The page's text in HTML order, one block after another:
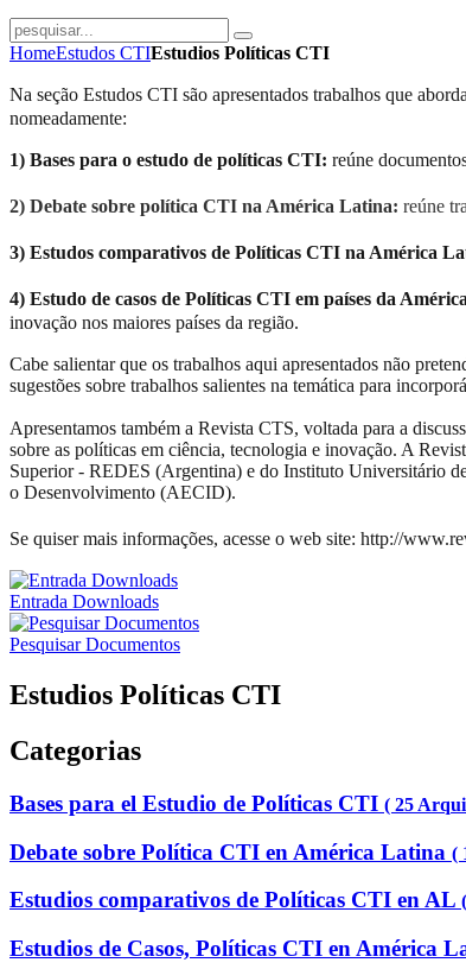
HomeEstudos CTIEstudios Políticas CTI
Na seção Estudos CTI são apresentados trabalhos que
nomeadamente:
1) Bases para o estudo de políticas CTI: reúne
2) Debate sobre política CTI na América Latina: reúne
3) Estudos comparativos de Políticas CTI na América
4) Estudo de casos de Políticas CTI em países da
inovação nos maiores países da região.
Cabe salientar que os trabalhos aqui apresentados não
sugestões sobre trabalhos salientes na temática para
Apresentamos também a Revista CTS, voltada para a
sobre as políticas em ciência, tecnologia e inovação. A
Superior - REDES (Argentina) e do Instituto Universitário
o Desenvolvimento (AECID).
Se quiser mais informações, acesse o web site: http://
Entrada Downloads
Pesquisar Documentos
Estudios Políticas CTI
Categorias
Bases para el Estudio de Políticas CTI ( 25
Debate sobre Política CTI en América Latina (
Estudios comparativos de Políticas CTI en AL
Estudios de Casos, Políticas CTI en América